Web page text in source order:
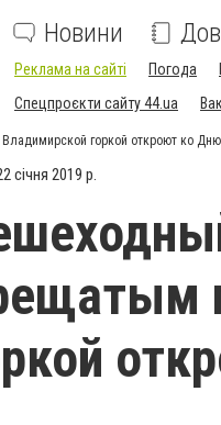
Новини
Реклама на сайті Погода
Спецпроєкти сайту 44.ua
горкой откроют ко
січня 2019 р.